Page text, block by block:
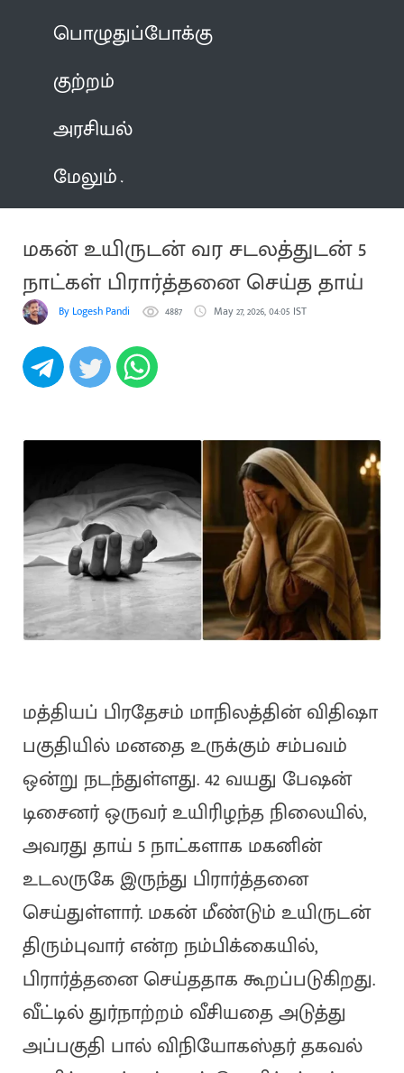
பொழுதுப்போக்கு
குற்றம்
அரசியல்
மேலும்
மகன் உயிருடன் வர சடலத்துடன் 5
நாட்கள் பிரார்த்தனை செய்த தாய்
By Logesh Pandi 4887 May 27, 2026, 04:05 IST
மத்தியப் பிரதேசம் மாநிலத்தின் விதிஷா
பகுதியில் மனதை உருக்கும் சம்பவம்
ஒன்று நடந்துள்ளது. 42 வயது பேஷன்
டிசைனர் ஒருவர் உயிரிழந்த நிலையில்,
அவரது தாய் 5 நாட்களாக மகனின்
உடலருகே இருந்து பிரார்த்தனை
செய்துள்ளார். மகன் மீண்டும் உயிருடன்
திரும்புவார் என்ற நம்பிக்கையில்,
பிரார்த்தனை செய்ததாக கூறப்படுகிறது.
வீட்டில் துர்நாற்றம் வீசியதை அடுத்து
அப்பகுதி பால் விநியோகஸ்தர் தகவல்